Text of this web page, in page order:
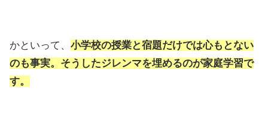
かといって、 小学校の授業と宿題だけでは心もとない
のも事実。 そうしたジレンマを埋めるのが家庭学習で
す。